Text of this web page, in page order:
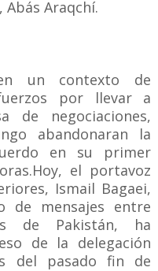
Araqchí.
un contexto de
por llevar a
de negociaciones,
abandonaran la
en su primer
el portavoz
Ismail Bagaei,
de mensajes entre
de Pakistán, ha
de la delegación
del pasado fin de